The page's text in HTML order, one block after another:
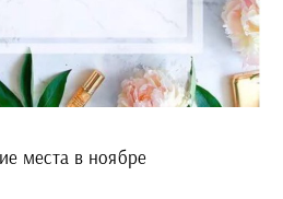
места в ноябре